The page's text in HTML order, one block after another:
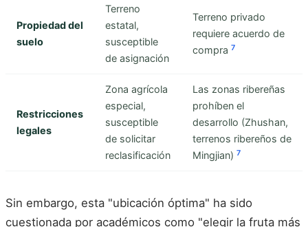
Propiedad del
suelo
Terreno
estatal,
susceptible
de asignación
Terreno privado
requiere acuerdo de
compra 7
Restricciones
legales
Zona agrícola
especial,
susceptible
de solicitar
reclasificación
Las zonas ribereñas
prohíben el
desarrollo (Zhushan,
terrenos ribereños de
Mingjian) 7
Sin embargo, esta "ubicación óptima" ha sido
cuestionada por académicos como "elegir la fruta más